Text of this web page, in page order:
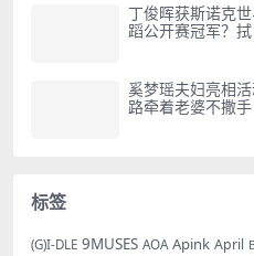
丁俊晖获斯诺克
蹈公开赛冠军？
奚梦瑶夫妇亮相
路牵着老婆不撒手
标签
(G)I-DLE 9MUSES AOA Apink April